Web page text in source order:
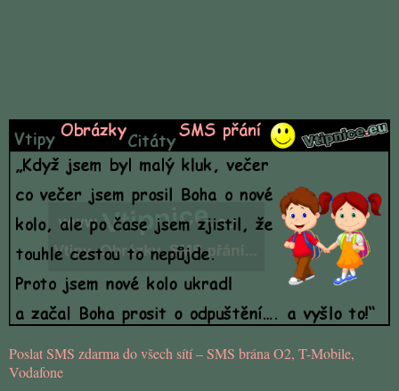
Poslat SMS zdarma do všech sítí – SMS brána O2, T-Mobile,
Vodafone